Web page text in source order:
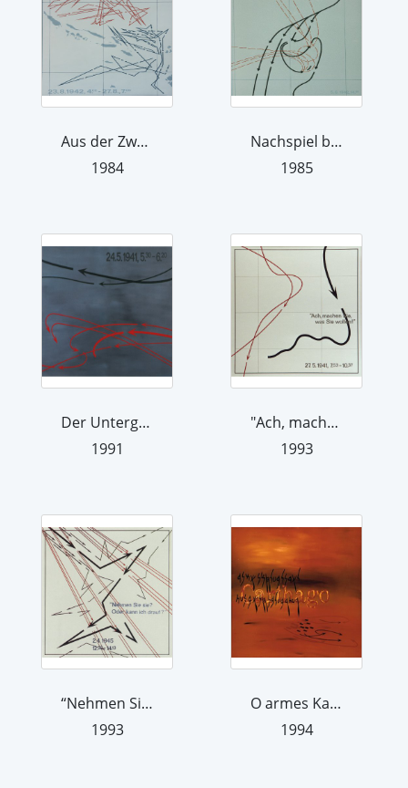
Aus der Zweiten Seeschlacht vor den S...
1984
Nachspiel bei Midway: Schwere Kreuzer...
1985
Der Untergang der “Bismarck“. Das Is...
1991
"Ach, machen Sie, was Sie wollen!" Zi...
1993
“Nehmen Sie sie? Oder kann ich drauf?...
1993
O armes Karthago! Beweinenswerte Stad...
1994